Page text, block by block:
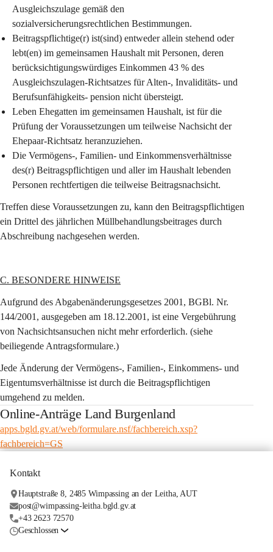
Ausgleichszulage gemäß den
sozialversicherungsrechtlichen Bestimmungen.
Beitragspflichtige(r) ist(sind) entweder allein stehend oder
lebt(en) im gemeinsamen Haushalt mit Personen, deren
berücksichtigungswürdiges Einkommen 43 % des
Ausgleichszulagen-Richtsatzes für Alten-, Invaliditäts- und
Berufsunfähigkeits- pension nicht übersteigt.
Leben Ehegatten im gemeinsamen Haushalt, ist für die
Prüfung der Voraussetzungen um teilweise Nachsicht der
Ehepaar-Richtsatz heranzuziehen.
Die Vermögens-, Familien- und Einkommensverhältnisse
des(r) Beitragspflichtigen und aller im Haushalt lebenden
Personen rechtfertigen die teilweise Beitragsnachsicht.
Treffen diese Voraussetzungen zu, kann den Beitragspflichtigen
ein Drittel des jährlichen Müllbehandlungsbeitrages durch
Abschreibung nachgesehen werden.
C. BESONDERE HINWEISE
Aufgrund des Abgabenänderungsgesetzes 2001, BGBl. Nr.
144/2001, ausgegeben am 18.12.2001, ist eine Vergebührung
von Nachsichtsansuchen nicht mehr erforderlich. (siehe
beiliegende Antragsformulare.)
Jede Änderung der Vermögens-, Familien-, Einkommens- und
Eigentumsverhältnisse ist durch die Beitragspflichtigen
umgehend zu melden.
Online-Anträge Land Burgenland
apps.bgld.gv.at/web/formulare.nsf/fachbereich.xsp?
fachbereich=GS
Kontakt
Hauptstraße 8, 2485 Wimpassing an der Leitha, AUT
post@wimpassing-leitha.bgld.gv.at
+43 2623 72570
Geschlossen